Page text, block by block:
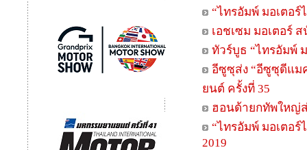
“ไทรอัมพ์ มอเตอร์
เอชเซม มอเตอร์
ทัวร์บูธ “ไทรอัมพ์
อีซูซุส่ง “อีซูซุดีแม
ยนต์ ครั้งที่ 35
ฮอนด้ายกทัพใหญ่ส่
“ไทรอัมพ์ มอเตอร์
2019